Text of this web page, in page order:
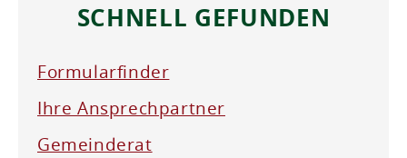
SCHNELL GEFUNDEN
Formularfinder
Ihre Ansprechpartner
Gemeinderat